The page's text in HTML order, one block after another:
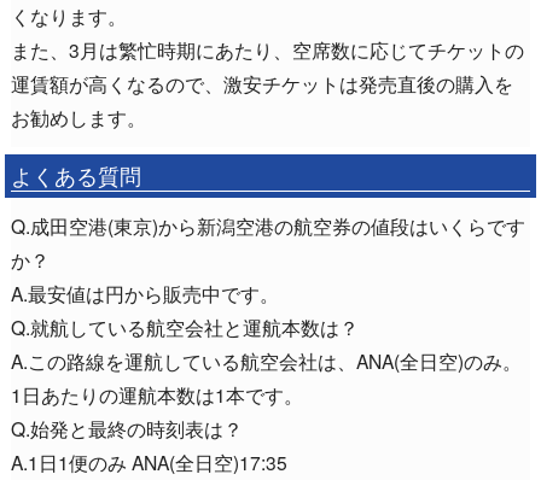
くなります。
また、3月は繁忙時期にあたり、空席数に応じてチケットの
運賃額が高くなるので、激安チケットは発売直後の購入を
お勧めします。
よくある質問
Q.成田空港(東京)から新潟空港の航空券の値段はいくらです
か？
A.最安値は円から販売中です。
Q.就航している航空会社と運航本数は？
A.この路線を運航している航空会社は、ANA(全日空)のみ。
1日あたりの運航本数は1本です。
Q.始発と最終の時刻表は？
A.1日1便のみ ANA(全日空)17:35